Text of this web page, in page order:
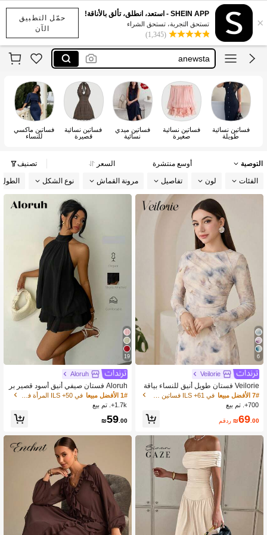
حمّل التطبيق
الآن
×
SHEIN APP - استعد، انطلق، تألق بالأناقة!
تستحق التجربة، تستحق الشراء
(1,345)
تايقر فستان
motf
anewsta
dazy
تايقر فستان
motf
فساتين نسائية
طويلة
فساتين نسائية
صغيرة
فساتين ميدي
نسائية
فساتين نسائية
قصيرة
فساتين ماكسي
للنساء
التوصية أوسع منتشرة السعر تصنيف
الفئات لون تفاصيل مرونة القماش نوع الشكل الطول
6
Veilorie
Veilorie فستان طويل أنيق للنساء بياقة
مستديرة وأكمام واسعة مطبوع بطريقة ال
صباغة بالربط
7# الأفضل مبيعا
700+. تم بيع
₪69.00 مقدر
19
Aloruh
Aloruh فستان صيفي أنيق أسود قصير بر
باط رقبة للنساء، فستان حفلة زفاف ضي
ف سهرة عيد ميلاد صيفي، ملابس شهر ال
عسل وعطلة الجزيرة
1# الأفضل مبيعا
1.7k+. تم بيع
₪59.00